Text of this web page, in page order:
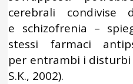
cerebrali condivise
e schizofrenia –
stessi farmaci
per entrambi i disturbi
S.K., 2002).